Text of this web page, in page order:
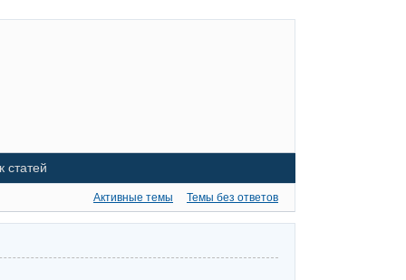
статей
Активные темы Темы без ответов